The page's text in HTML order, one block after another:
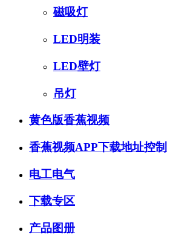
磁吸灯
LED明装
LED壁灯
吊灯
黄色版香蕉视频
香蕉视频APP下载地址控制
电工电气
下载专区
产品图册